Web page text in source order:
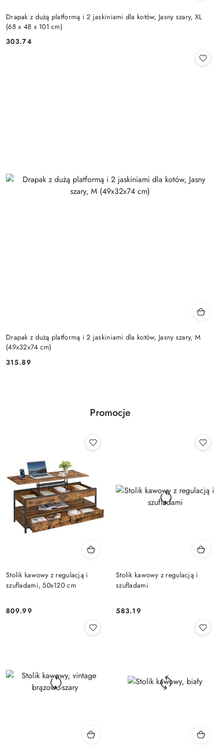
Drapak z dużą platformą i 2 jaskiniami dla kotów, Jasny szary, XL
(68 x 48 x 101 cm)
Cena:
303.74
Drapak z dużą platformą i 2 jaskiniami dla kotów, Jasny szary, M
(49x32x74 cm)
Cena:
315.89
Promocje
Stolik kawowy z regulacją i
szufladami, 50x120 cm
Cena:
809.99
Stolik kawowy z regulacją i
szufladami
Cena:
583.19